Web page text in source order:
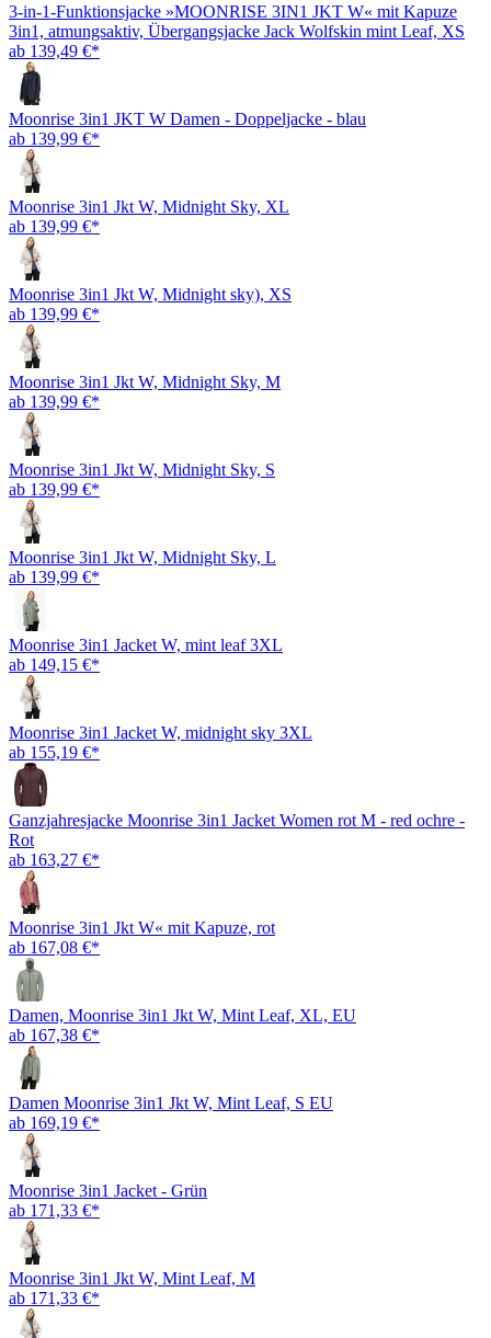
3-in-1-Funktionsjacke »MOONRISE 3IN1 JKT W« mit Kapuze
3in1, atmungsaktiv, Übergangsjacke Jack Wolfskin mint Leaf, XS
ab 139,49 €*
Moonrise 3in1 JKT W Damen - Doppeljacke - blau
ab 139,99 €*
Moonrise 3in1 Jkt W, Midnight Sky, XL
ab 139,99 €*
Moonrise 3in1 Jkt W, Midnight sky), XS
ab 139,99 €*
Moonrise 3in1 Jkt W, Midnight Sky, M
ab 139,99 €*
Moonrise 3in1 Jkt W, Midnight Sky, S
ab 139,99 €*
Moonrise 3in1 Jkt W, Midnight Sky, L
ab 139,99 €*
Moonrise 3in1 Jacket W, mint leaf 3XL
ab 149,15 €*
Moonrise 3in1 Jacket W, midnight sky 3XL
ab 155,19 €*
Ganzjahresjacke Moonrise 3in1 Jacket Women rot M - red ochre -
Rot
ab 163,27 €*
Moonrise 3in1 Jkt W« mit Kapuze, rot
ab 167,08 €*
Damen, Moonrise 3in1 Jkt W, Mint Leaf, XL, EU
ab 167,38 €*
Damen Moonrise 3in1 Jkt W, Mint Leaf, S EU
ab 169,19 €*
Moonrise 3in1 Jacket - Grün
ab 171,33 €*
Moonrise 3in1 Jkt W, Mint Leaf, M
ab 171,33 €*